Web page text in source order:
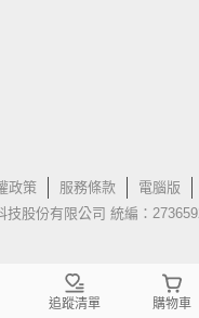
政策 服務條款 電腦版
技股份有限公司 統編：
追蹤清單 購物車